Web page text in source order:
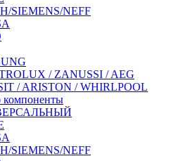
SIEMENS/NEFF
/ ZANUSSI / AEG
/ ARISTON / WHIRLPOOL
компоненты
SIEMENS/NEFF